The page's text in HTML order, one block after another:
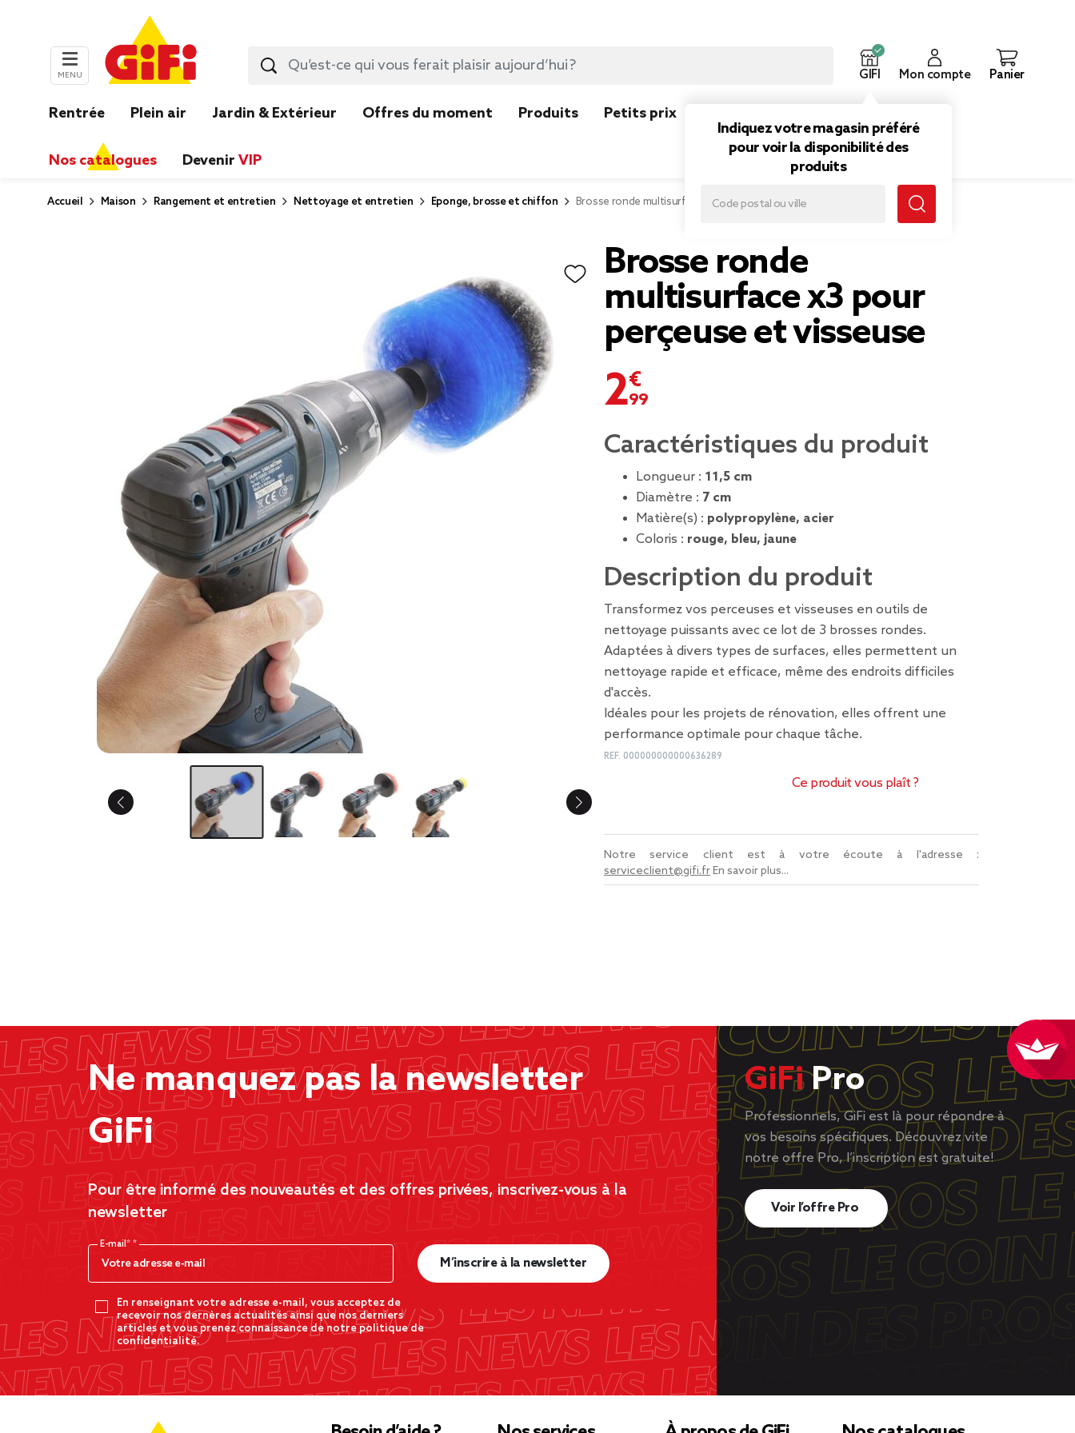
MENU GIFI
Indiquez votre magasin préféré
pour voir la disponibilité des
produits
Mon compte Panier
Rentrée Plein air Jardin & Extérieur Offres du moment Produits Petits prix
Nos catalogues Devenir VIP
Accueil Maison Rangement et entretien Nettoyage et entretien Eponge, brosse et chiffon Brosse ronde multisurface x3 pour perçeuse et visseuse
Brosse ronde
multisurface x3 pour
perçeuse et visseuse
2,99 €
Caractéristiques du produit
Longueur : 11,5 cm
Diamètre : 7 cm
Matière(s) : polypropylène, acier
Coloris : rouge, bleu, jaune
Description du produit
Transformez vos perceuses et visseuses en outils de
nettoyage puissants avec ce lot de 3 brosses rondes.
Adaptées à divers types de surfaces, elles permettent un
nettoyage rapide et efficace, même des endroits difficiles
d'accès.
Idéales pour les projets de rénovation, elles offrent une
performance optimale pour chaque tâche.
REF. 000000000000636289
Ce produit vous plaît ?
Notre service client est à votre écoute à l'adresse :
serviceclient@gifi.frEn savoir plus...
Ne manquez pas la newsletter
GiFi
Pour être informé des nouveautés et des offres privées, inscrivez-vous à la
newsletter
E-mail*
En renseignant votre adresse e-mail, vous acceptez de
recevoir nos dernères actualités ainsi que nos derniers
articles et vous prenez connaissance de notre politique de
confidentialité.
M’inscrire à la newsletter
GiFiPro
Professionnels, GiFi est là pour répondre à
vos besoins spécifiques. Découvrez vite
notre offre Pro, l’inscription est gratuite!
Voir l’offre Pro